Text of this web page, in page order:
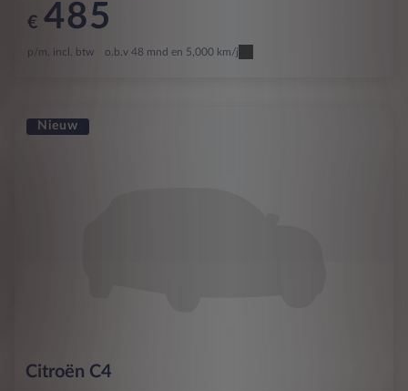
€ 485
p/m. incl. btw o.b.v 48 mnd en 5,000 km/j
Nieuw
Citroën C4